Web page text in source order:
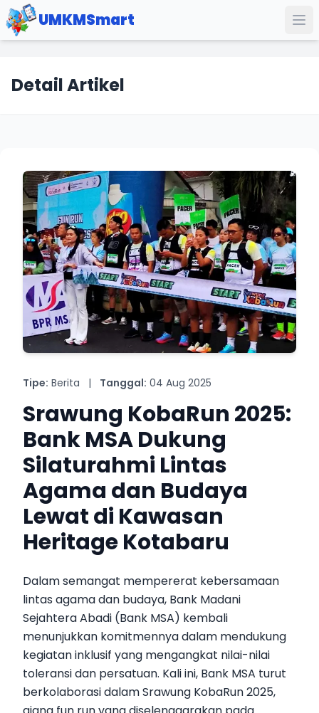
UMKMSmart
Detail Artikel
Tipe: Berita | Tanggal: 04 Aug 2025
Srawung KobaRun 2025:
Bank MSA Dukung
Silaturahmi Lintas
Agama dan Budaya
Lewat di Kawasan
Heritage Kotabaru
Dalam semangat mempererat kebersamaan
lintas agama dan budaya, Bank Madani
Sejahtera Abadi (Bank MSA) kembali
menunjukkan komitmennya dalam mendukung
kegiatan inklusif yang mengangkat nilai-nilai
toleransi dan persatuan. Kali ini, Bank MSA turut
berkolaborasi dalam Srawung KobaRun 2025,